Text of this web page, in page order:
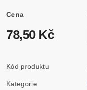
Cena
78,50 Kč
Kód produktu
Kategorie